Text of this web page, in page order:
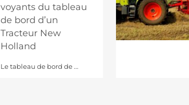
voyants du tableau
de bord d’un
Tracteur New
Holland
Le tableau de bord de ...